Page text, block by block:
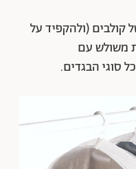
(ולהקפיד על
משולש עם
סוגי הבגדים.